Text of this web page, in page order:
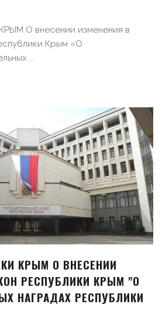
О внесении изменения в
Крым «О
...
КРЫМ О ВНЕСЕНИИ
РЕСПУБЛИКИ КРЫМ "О
НАГРАДАХ РЕСПУБЛИКИ